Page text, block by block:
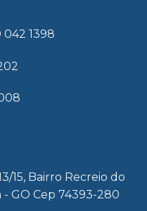
1398
15, Bairro Recreio do
GO Cep 74393-280